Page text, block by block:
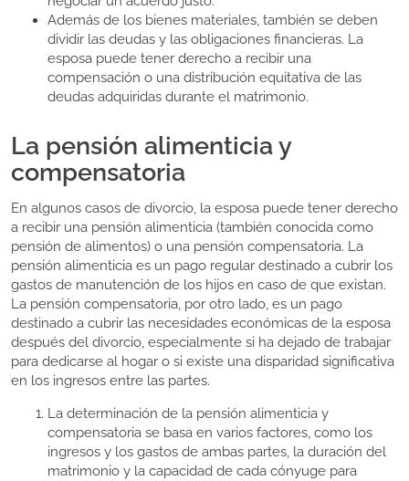
Además de los bienes materiales, también se deben
dividir las deudas y las obligaciones financieras. La
esposa puede tener derecho a recibir una
compensación o una distribución equitativa de las
deudas adquiridas durante el matrimonio.
La pensión alimenticia y
compensatoria
En algunos casos de divorcio, la esposa puede tener derecho
a recibir una pensión alimenticia (también conocida como
pensión de alimentos) o una pensión compensatoria. La
pensión alimenticia es un pago regular destinado a cubrir los
gastos de manutención de los hijos en caso de que existan.
La pensión compensatoria, por otro lado, es un pago
destinado a cubrir las necesidades económicas de la esposa
después del divorcio, especialmente si ha dejado de trabajar
para dedicarse al hogar o si existe una disparidad significativa
en los ingresos entre las partes.
La determinación de la pensión alimenticia y
compensatoria se basa en varios factores, como los
ingresos y los gastos de ambas partes, la duración del
matrimonio y la capacidad de cada cónyuge para